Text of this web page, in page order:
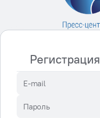
Регистрация
E-mail
Пароль